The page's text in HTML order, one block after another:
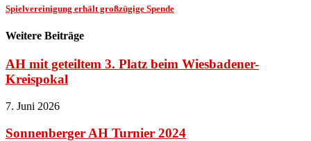
Spielvereinigung erhält großzügige Spende
Weitere Beiträge
AH mit geteiltem 3. Platz beim Wiesbadener-
Kreispokal
7. Juni 2026
Sonnenberger AH Turnier 2024